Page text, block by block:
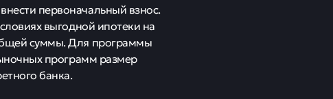
первоначальный взнос.
выгодной ипотеки на
суммы. Для программы
программ размер
банка.